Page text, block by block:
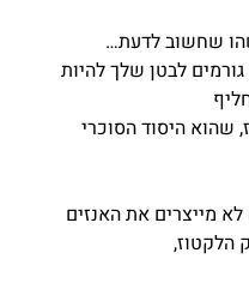
שחשוב לדעת…
לבטן שלך להיות
שהוא היסוד הסוכרי
מייצרים את האנזים
הלקטוז,